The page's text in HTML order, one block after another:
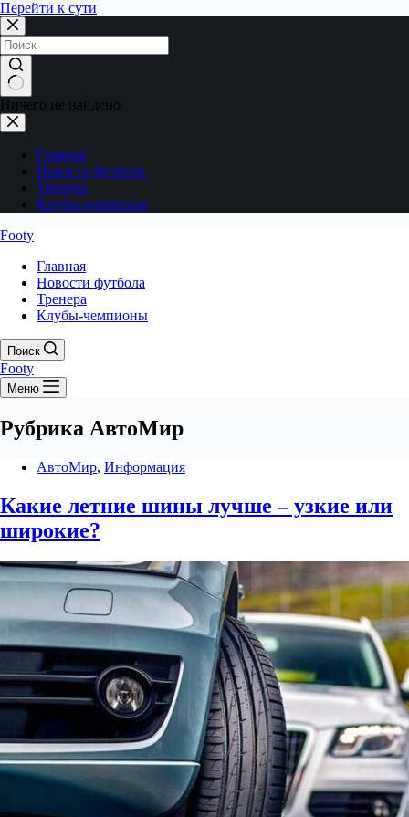
Перейти к сути
Ничего не найдено
Главная
Новости футбола
Тренера
Клубы-чемпионы
Footy
Главная
Новости футбола
Тренера
Клубы-чемпионы
Поиск
Footy
Меню
Рубрика АвтоМир
АвтоМир, Информация
Какие летние шины лучше – узкие или
широкие?